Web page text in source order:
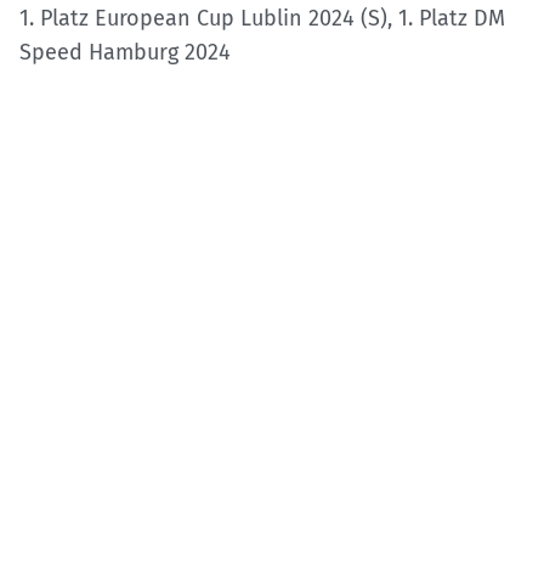
1. Platz European Cup Lublin 2024 (S), 1. Platz DM
Speed Hamburg 2024